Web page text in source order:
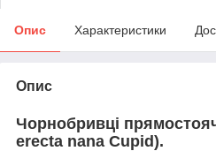
Опис Характеристики
Опис
Чорнобривці
erecta nana Cupid).